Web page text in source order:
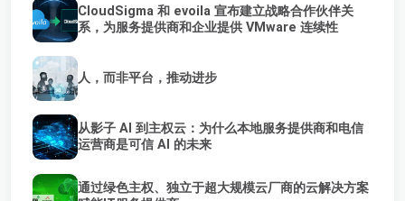
CloudSigma 和 evoila 宣布建立战略合作伙伴关
系，为服务提供商和企业提供 VMware 连续性
人，而非平台，推动进步
从影子 AI 到主权云：为什么本地服务提供商和电信
运营商是可信 AI 的未来
通过绿色主权、独立于超大规模云厂商的云解决方案